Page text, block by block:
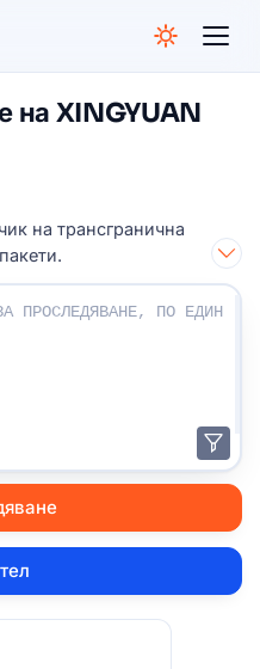
на XINGYUAN
на трансгранична
номера: